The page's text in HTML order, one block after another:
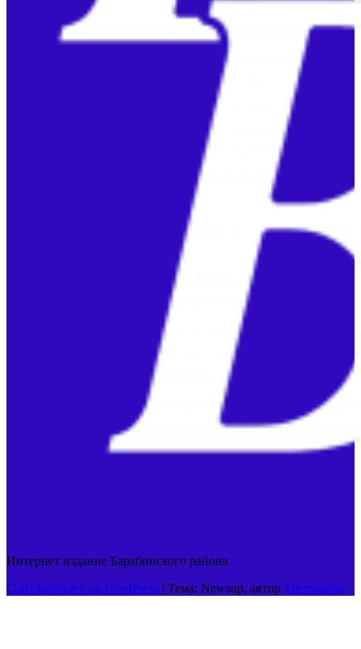
Интернет издание Барабинского района
Сайт работает на WordPress | Тема: Newsup, автор Themeansar